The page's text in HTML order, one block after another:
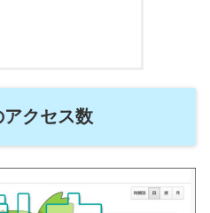
クセス数